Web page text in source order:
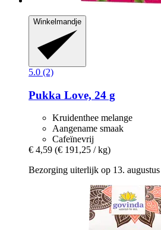
Winkelmandje
5.0 (2)
Pukka Love, 24 g
Kruidenthee melange
Aangename smaak
Cafeïnevrij
€ 4,59 (€ 191,25 / kg)
Bezorging uiterlijk op 13. augustus